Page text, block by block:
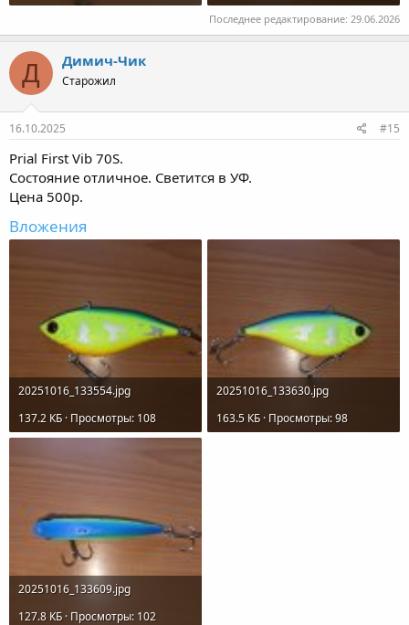
Последнее редактирование: 29.06.2026
Д Димич-Чик
Старожил
16.10.2025 #15
Prial First Vib 70S.
Состояние отличное. Светится в УФ.
Цена 500р.
Вложения
20251016_133554.jpg
137.2 КБ · Просмотры: 108
20251016_133630.jpg
163.5 КБ · Просмотры: 98
20251016_133609.jpg
127.8 КБ · Просмотры: 102